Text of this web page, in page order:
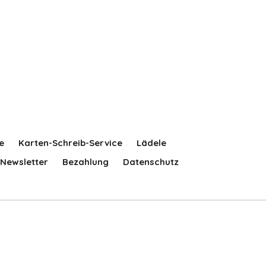
Karten-Schreib-Service
Lädele
Newsletter Bezahlung Datenschutz